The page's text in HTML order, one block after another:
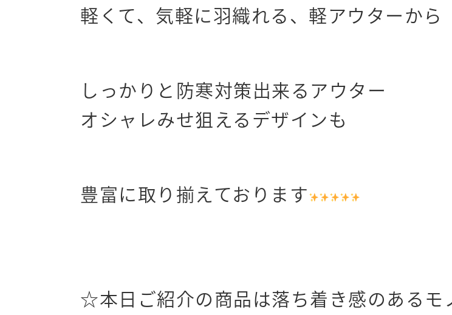
軽くて、気軽に羽織れる、軽アウターから
しっかりと防寒対策出来るアウター
オシャレみせ狙えるデザインも
豊富に取り揃えております
☆本日ご紹介の商品は落ち着き感のあるモ